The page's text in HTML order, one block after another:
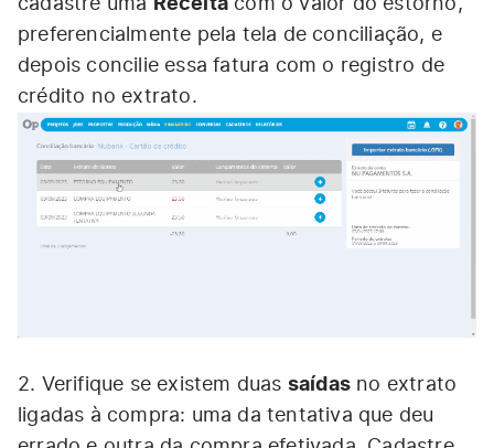
cadastre uma
com o valor do estorno,
preferencialmente pela tela de conciliação, e
depois concilie essa fatura com o registro de
crédito no extrato.
2. Verifique se existem duas saídas no extrato
ligadas à compra: uma da tentativa que deu